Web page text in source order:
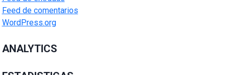
Feed de comentarios
WordPress.org
ANALYTICS